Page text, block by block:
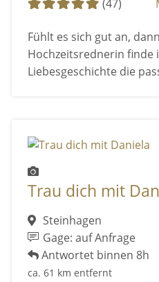
(47)
Fühlt es sich gut an,
Hochzeitsrednerin finde
Liebesgeschichte die
Trau dich mit
Steinhagen
Gage: auf Anfrage
Antwortet binnen 8h
ca. 61 km entfernt